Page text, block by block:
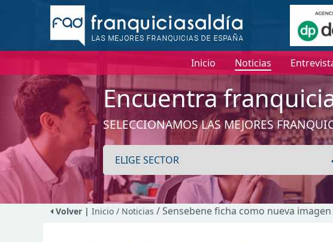
Inicio Noticias
Encuentra
SELECCIONAMOS LAS MEJORES
Volver | Inicio / Noticias / Sensebene ficha como nueva